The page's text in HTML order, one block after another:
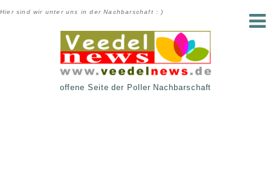
Hier sind wir unter uns in der Nachbarschaft : )
offene Seite der Poller Nachbarschaft